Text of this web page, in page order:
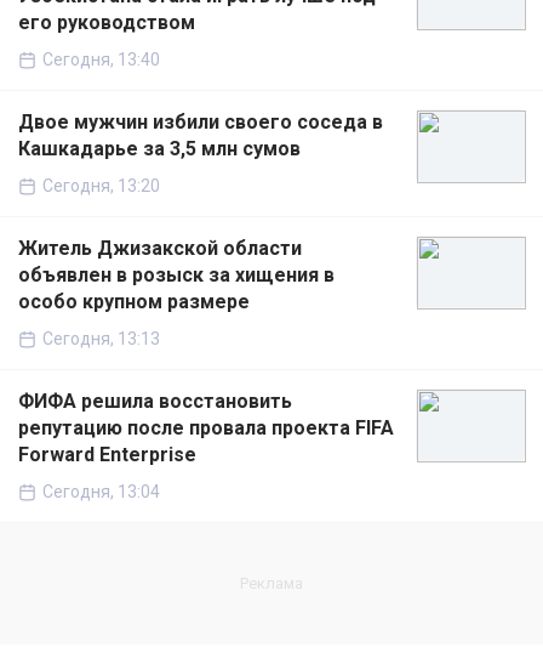
его руководством
Сегодня, 13:40
Двое мужчин избили своего соседа в
Кашкадарье за 3,5 млн сумов
Сегодня, 13:20
Житель Джизакской области
объявлен в розыск за хищения в
особо крупном размере
Сегодня, 13:13
ФИФА решила восстановить
репутацию после провала проекта FIFA
Forward Enterprise
Сегодня, 13:04